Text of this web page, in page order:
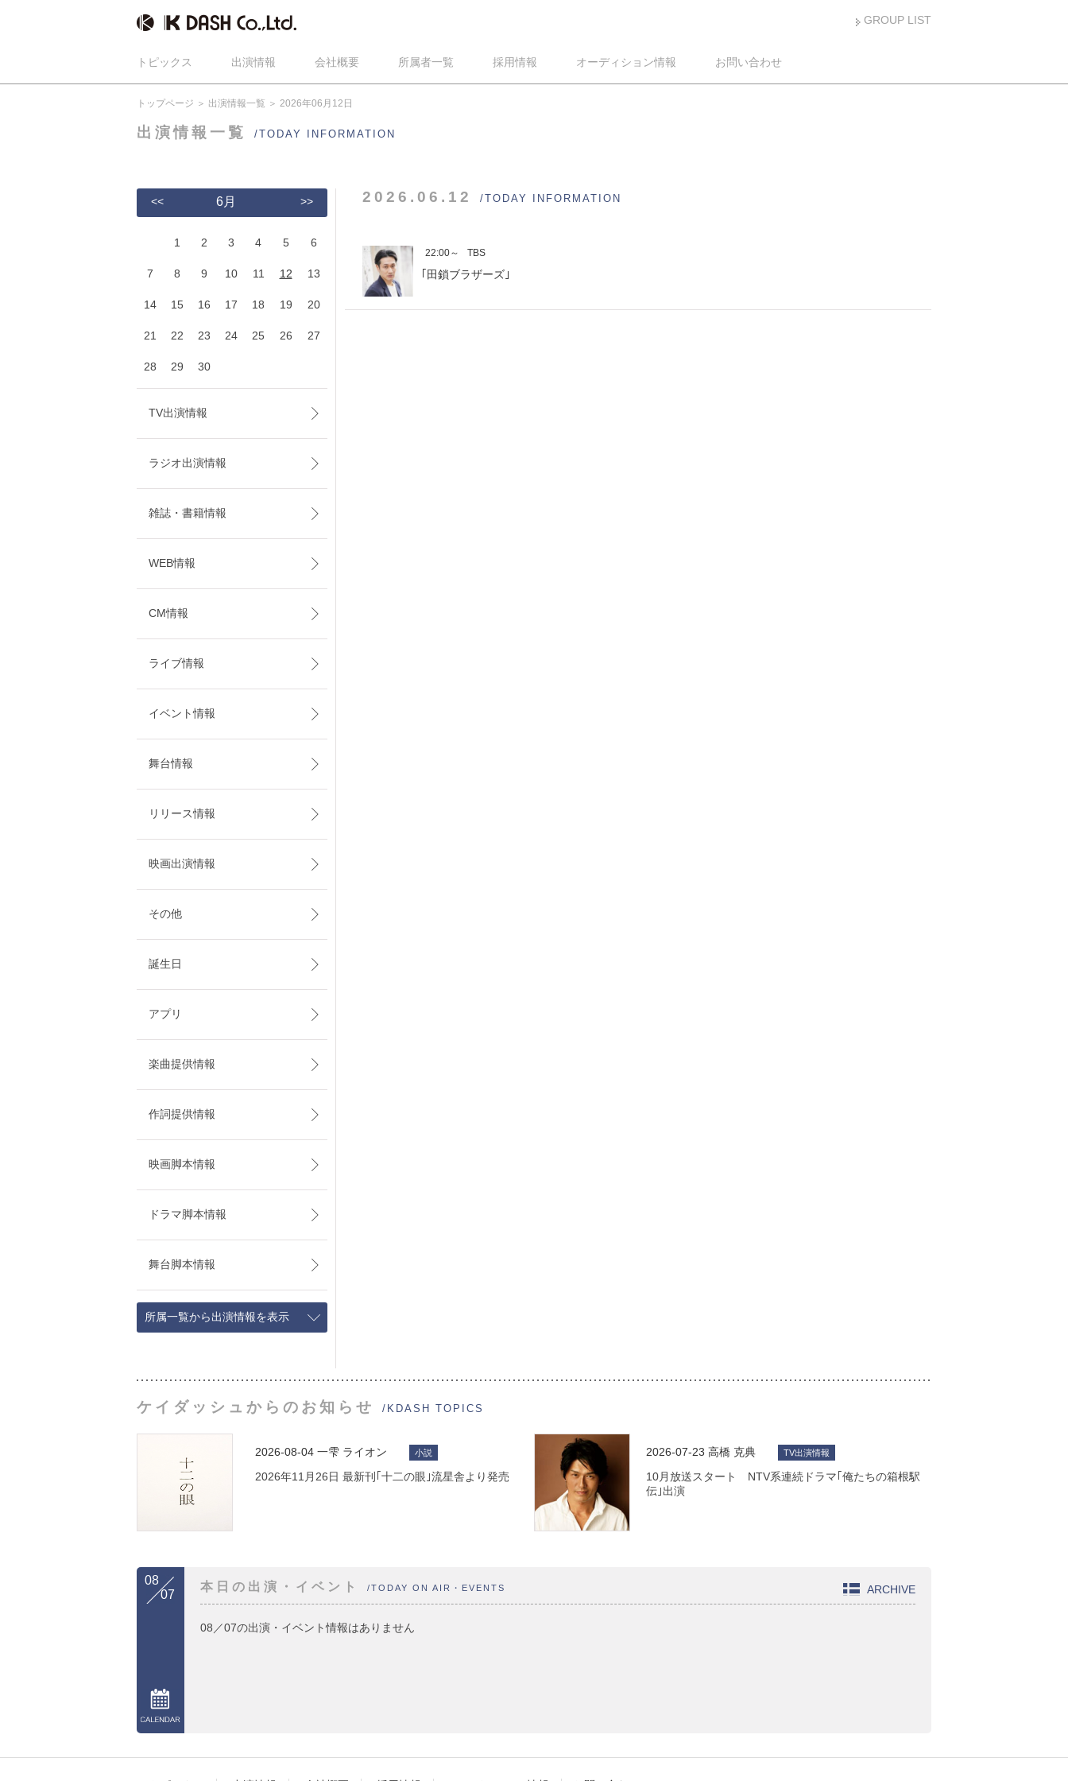
GROUP LIST
トピックス 出演情報 会社概要 所属者一覧 採用情報 オーディション情報 お問い合わせ
トップページ 出演情報一覧 2026年06月12日
出演情報一覧 /TODAY INFORMATION
2026.06.12 /TODAY INFORMATION
22:00～ TBS
｢田鎖ブラザーズ｣
<< 6月 >>
1 2 3 4 5 6
7 8 9 10 11 12 13
14 15 16 17 18 19 20
21 22 23 24 25 26 27
28 29 30
TV出演情報
ラジオ出演情報
雑誌・書籍情報
WEB情報
CM情報
ライブ情報
イベント情報
舞台情報
リリース情報
映画出演情報
その他
誕生日
アプリ
楽曲提供情報
作詞提供情報
映画脚本情報
ドラマ脚本情報
舞台脚本情報
所属一覧から出演情報を表示
ケイダッシュからのお知らせ /KDASH TOPICS
2026-08-04 一雫 ライオン 小説
2026年11月26日 最新刊｢十二の眼｣流星舎より発売
2026-07-23 高橋 克典 TV出演情報
10月放送スタート NTV系連続ドラマ｢俺たちの箱根駅
伝｣出演
08
07
本日の出演・イベント /TODAY ON AIR・EVENTS
08／07の出演・イベント情報はありません
ARCHIVE